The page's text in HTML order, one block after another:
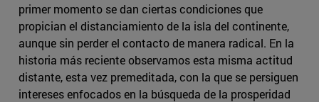
primer momento se dan ciertas condiciones que
propician el distanciamiento de la isla del continente,
aunque sin perder el contacto de manera radical. En la
historia más reciente observamos esta misma actitud
distante, esta vez premeditada, con la que se persiguen
intereses enfocados en la búsqueda de la prosperidad